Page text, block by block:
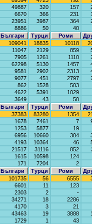
49887 320 157
6670 366 231
23951 3987 364
8886 50
40
Българи Турци Роми
109041 18835 10118
11047 2129 859
7905 1261 1110
62298 5130 1457
9581 2902 2313
9077 451 2797
862 1528
503
4622 5391
1029
3649 43
50
Българи Турци Роми
37383 83280 1354
1678 7461 7
1253 5877
19
6956 10660 304
4193 10364 46
21517 31116 852
1615 10598
124
171 7204
2
Българи Турци Роми
101735 56 6555
6601 11
123
2303 2
-
34271 18
2286
4170 3
21
43463 19 3888
1729 1
43